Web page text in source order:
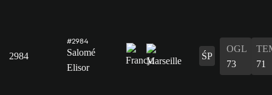
2984
#2984
Salomé
Elisor
ŚP
OGL
73
71